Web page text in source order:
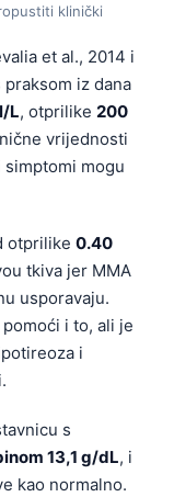
klinički
et al., 2014 i
iz dana
L, otprilike 200
vrijednosti
mogu
otprilike 0.40
tkiva jer MMA
usporavaju.
i to, ali je
i
s
13,1 g/dL, i
kao normalno.